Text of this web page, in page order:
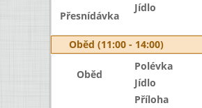
Přesnídávka
Jídlo
Oběd (11:00 - 14:00)
Oběd
Polévka
Jídlo
Příloha